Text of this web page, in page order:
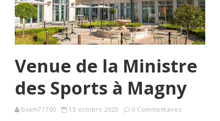
Venue de la Ministre
des Sports à Magny
bvam77700 15 octobre 2025 0 Commentaires